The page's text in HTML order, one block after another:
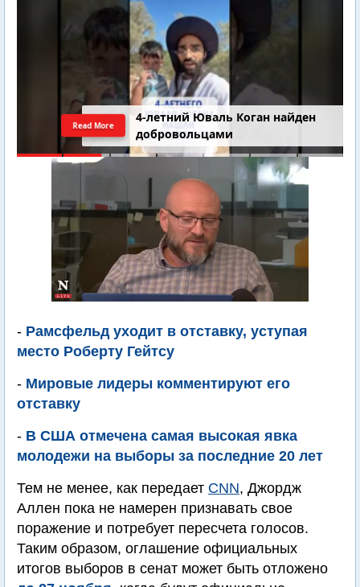
4-летний Юваль Коган найден
добровольцами
Read More
- Рамсфельд уходит в отставку, уступая
место Роберту Гейтсу
- Мировые лидеры комментируют его
отставку
- В США отмечена самая высокая явка
молодежи на выборы за последние 20 лет
Тем не менее, как передает CNN, Джордж
Аллен пока не намерен признавать свое
поражение и потребует пересчета голосов.
Таким образом, оглашение официальных
итогов выборов в сенат может быть отложено